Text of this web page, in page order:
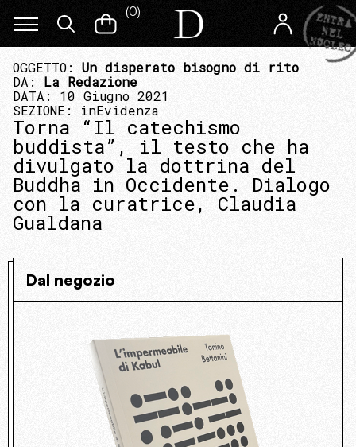
(0)
OGGETTO: Un disperato bisogno di rito
DA: La Redazione
DATA: 10 Giugno 2021
SEZIONE: inEvidenza
Torna “Il catechismo
buddista”, il testo che ha
divulgato la dottrina del
Buddha in Occidente. Dialogo
con la curatrice, Claudia
Gualdana
Dal negozio